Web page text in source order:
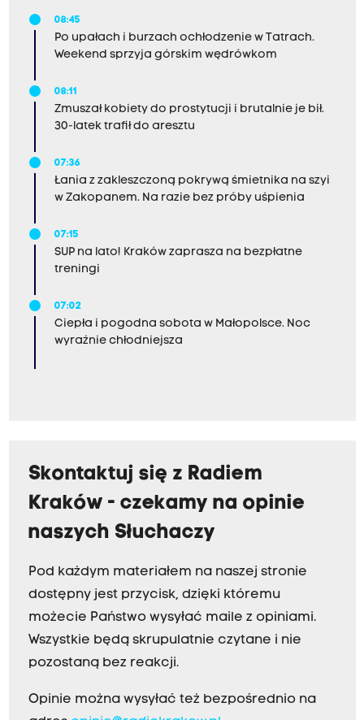
08:45
Po upałach i burzach ochłodzenie w Tatrach.
Weekend sprzyja górskim wędrówkom
08:11
Zmuszał kobiety do prostytucji i brutalnie je bił.
30-latek trafił do aresztu
07:36
Łania z zakleszczoną pokrywą śmietnika na szyi
w Zakopanem. Na razie bez próby uśpienia
07:15
SUP na lato! Kraków zaprasza na bezpłatne
treningi
07:02
Ciepła i pogodna sobota w Małopolsce. Noc
wyraźnie chłodniejsza
Skontaktuj się z Radiem
Kraków - czekamy na opinie
naszych Słuchaczy
Pod każdym materiałem na naszej stronie
dostępny jest przycisk, dzięki któremu
możecie Państwo wysyłać maile z opiniami.
Wszystkie będą skrupulatnie czytane i nie
pozostaną bez reakcji.
Opinie można wysyłać też bezpośrednio na